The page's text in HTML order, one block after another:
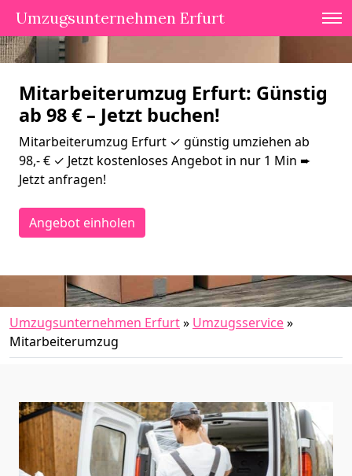
Umzugsunternehmen Erfurt
Mitarbeiterumzug Erfurt: Günstig
ab 98 € – Jetzt buchen!
Mitarbeiterumzug Erfurt ✓ günstig umziehen ab
98,- € ✓ Jetzt kostenloses Angebot in nur 1 Min ➨
Jetzt anfragen!
Angebot einholen
Umzugsunternehmen Erfurt» Umzugsservice»
Mitarbeiterumzug